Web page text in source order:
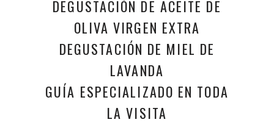
DEGUSTACIÓN DE ACEITE DE
OLIVA VIRGEN EXTRA
DEGUSTACIÓN DE MIEL DE
LAVANDA
GUÍA ESPECIALIZADO EN TODA
LA VISITA